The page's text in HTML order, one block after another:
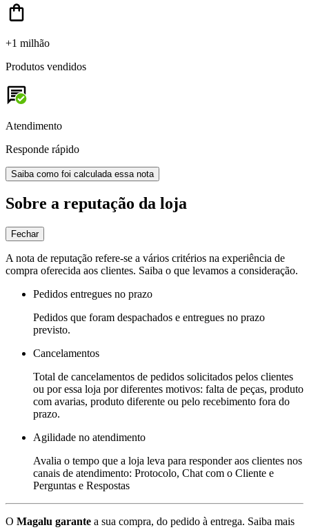
+1 milhão
Produtos vendidos
Atendimento
Responde rápido
Saiba como foi calculada essa nota
Sobre a reputação da loja
Fechar
A nota de reputação refere-se a vários critérios na experiência de
compra oferecida aos clientes. Saiba o que levamos a consideração.
Pedidos entregues no prazo
Pedidos que foram despachados e entregues no prazo
previsto.
Cancelamentos
Total de cancelamentos de pedidos solicitados pelos clientes
ou por essa loja por diferentes motivos: falta de peças, produto
com avarias, produto diferente ou pelo recebimento fora do
prazo.
Agilidade no atendimento
Avalia o tempo que a loja leva para responder aos clientes nos
canais de atendimento: Protocolo, Chat com o Cliente e
Perguntas e Respostas
O Magalu garante a sua compra, do pedido à entrega. Saiba mais